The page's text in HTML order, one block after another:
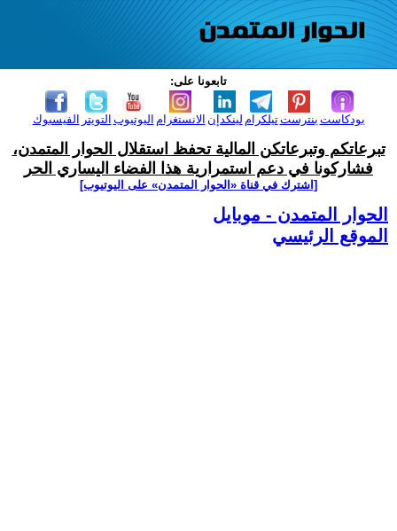
تابعونا على:
الفيسبوك التويتر اليوتيوب الانستغرام لينكدإن تيلكرامبنترست بودكاست
تبرعاتكم وتبرعاتكن المالية تحفظ استقلال الحوار المتمدن،
فشاركونا في دعم استمرارية هذا الفضاء اليساري الحر
[اشترك في قناة ‫«الحوار المتمدن» على اليوتيوب]
الحوار المتمدن - موبايل
الموقع الرئيسي